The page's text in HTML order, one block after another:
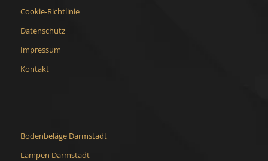
Cookie-Richtlinie
Datenschutz
Impressum
Kontakt
Bodenbeläge Darmstadt
Lampen Darmstadt